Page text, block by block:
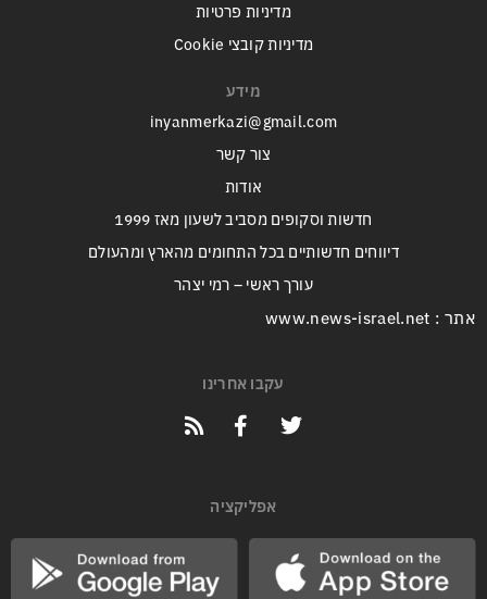
מדיניות פרטיות
מדיניות קובצי Cookie
מידע
inyanmerkazi@gmail.com
צור קשר
אודות
חדשות וסקופים מסביב לשעון מאז 1999
דיווחים חדשותיים בכל התחומים מהארץ ומהעולם
עורך ראשי – רמי יצהר
אתר : www.news-israel.net
עקבו אחרינו
אפליקציה